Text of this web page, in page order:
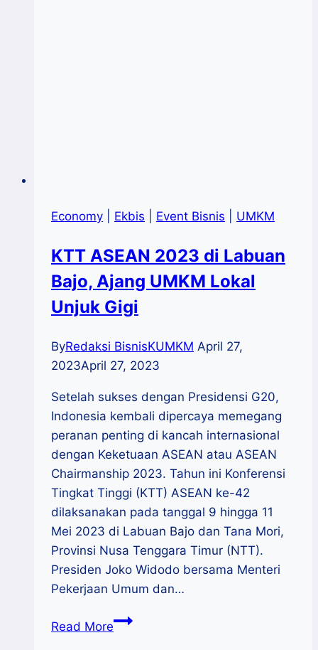
Economy Ekbis Event Bisnis UMKM
KTT ASEAN 2023 di Labuan
Bajo, Ajang UMKM Lokal
Unjuk Gigi
ByRedaksi BisnisKUMKM April 27,
2023April 27, 2023
Setelah sukses dengan Presidensi G20,
Indonesia kembali dipercaya memegang
peranan penting di kancah internasional
dengan Keketuaan ASEAN atau ASEAN
Chairmanship 2023. Tahun ini Konferensi
Tingkat Tinggi (KTT) ASEAN ke-42
dilaksanakan pada tanggal 9 hingga 11
Mei 2023 di Labuan Bajo dan Tana Mori,
Provinsi Nusa Tenggara Timur (NTT).
Presiden Joko Widodo bersama Menteri
Pekerjaan Umum dan…
Read MoreKTT